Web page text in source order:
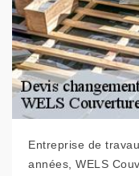
Entreprise de
années, WELS